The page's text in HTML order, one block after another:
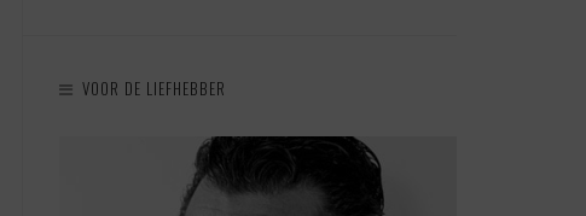
VOOR DE LIEFHEBBER